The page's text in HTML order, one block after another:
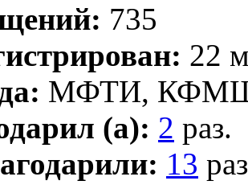
735
22
МФТИ,
(а): 2 раз.
13